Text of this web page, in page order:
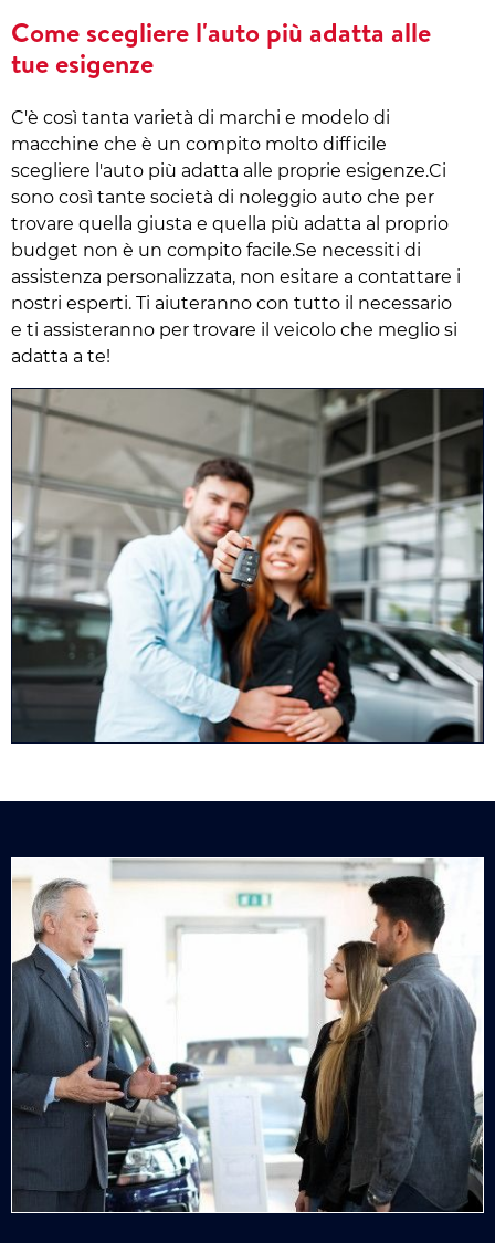
Come scegliere l'auto più adatta alle
tue esigenze
C'è così tanta varietà di marchi e modelo di
macchine che è un compito molto difficile
scegliere l'auto più adatta alle proprie esigenze.Ci
sono così tante società di noleggio auto che per
trovare quella giusta e quella più adatta al proprio
budget non è un compito facile.Se necessiti di
assistenza personalizzata, non esitare a contattare i
nostri esperti. Ti aiuteranno con tutto il necessario
e ti assisteranno per trovare il veicolo che meglio si
adatta a te!